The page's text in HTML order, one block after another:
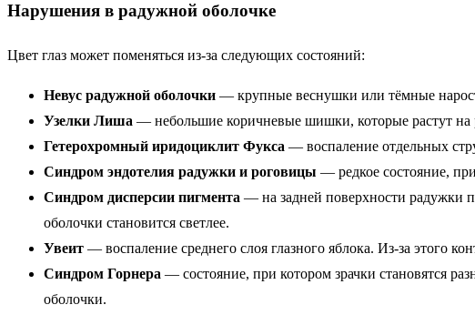
Нарушения в радужной оболочке
Цвет глаз может поменяться из-за следующих состояний:
Невус радужной оболочки — крупные веснушки или тёмные
Узелки Лиша — небольшие коричневые шишки, которые растут на
Гетерохромный иридоциклит Фукса — воспаление отдельных
Синдром эндотелия радужки и роговицы — редкое состояние,
Синдром дисперсии пигмента — на задней поверхности радужки
оболочки становится светлее.
Увеит — воспаление среднего слоя глазного яблока. Из-за этого
Синдром Горнера — состояние, при котором зрачки становятся
оболочки.